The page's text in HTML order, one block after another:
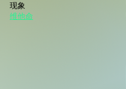
现象
维他命